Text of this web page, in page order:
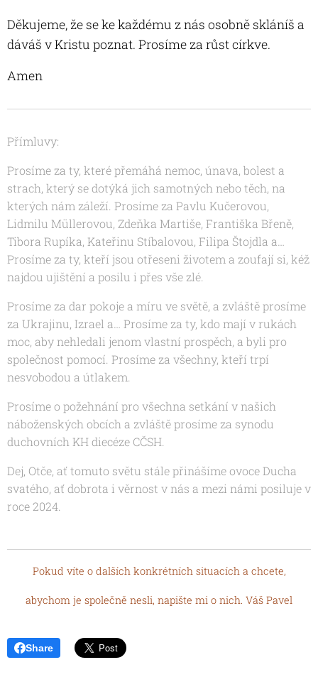
Děkujeme, že se ke každému z nás osobně skláníš a
dáváš v Kristu poznat. Prosíme za růst církve.
Amen
Přímluvy:
Prosíme za ty, které přemáhá nemoc, únava, bolest a
strach, který se dotýká jich samotných nebo těch, na
kterých nám záleží. Prosíme za Pavlu Kučerovou,
Lidmilu Müllerovou, Zdeňka Martiše, Františka Břeně,
Tibora Rupíka, Kateřinu Stíbalovou, Filipa Štojdla a…
Prosíme za ty, kteří jsou otřeseni životem a zoufají si, kéž
najdou ujištění a posilu i přes vše zlé.
Prosíme za dar pokoje a míru ve světě, a zvláště prosíme
za Ukrajinu, Izrael a… Prosíme za ty, kdo mají v rukách
moc, aby nehledali jenom vlastní prospěch, a byli pro
společnost pomocí. Prosíme za všechny, kteří trpí
nesvobodou a útlakem.
Prosíme o požehnání pro všechna setkání v našich
náboženských obcích a zvláště prosíme za synodu
duchovních KH diecéze CČSH.
Dej, Otče, ať tomuto světu stále přinášíme ovoce Ducha
svatého, ať dobrota i věrnost v nás a mezi námi posiluje v
roce 2024.
Pokud víte o dalších konkrétních situacích a chcete,
abychom je společně nesli, napište mi o nich. Váš Pavel
Share